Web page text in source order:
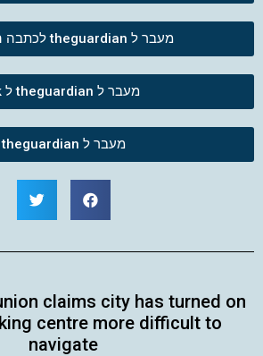
מעבר ל theguardian לכתבה המקורית
מעבר ל theguardian ל uk
מעבר ל theguardian
claims city has turned on
centre more difficult to
navigate